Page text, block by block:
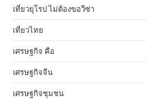
เที่ยวยุโรป ไม่ต้องขอวีซ่า
เที่ยวไทย
เศรษฐกิจ คือ
เศรษฐกิจจีน
เศรษฐกิจชุมชน